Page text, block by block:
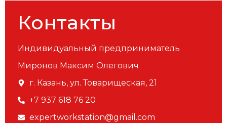
Контакты
Индивидуальный предприниматель
Миронов Максим Олегович
г. Казань, ул. Товарищеская, 21
+7 937 618 76 20
expertworkstation@gmail.com